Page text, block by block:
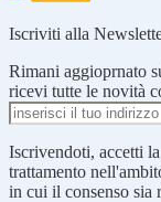
Iscriviti alla
Rimani aggioprnato
ricevi tutte le novità
Iscrivendoti, accetti
trattamento
in cui il consenso sia